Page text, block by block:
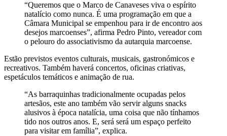
“Queremos que o Marco de Canaveses viva o espírito
natalício como nunca. É uma programação em que a
Câmara Municipal se empenhou para ir de encontro aos
desejos marcoenses”, afirma Pedro Pinto, vereador com
o pelouro do associativismo da autarquia marcoense.
Estão previstos eventos culturais, musicais, gastronómicos e
recreativos. Também haverá concertos, oficinas criativas,
espetáculos temáticos e animação de rua.
“As barraquinhas tradicionalmente ocupadas pelos
artesãos, este ano também vão servir alguns snacks
alusivos à época natalícia, uma coisa que não tínhamos
tido nos outros anos. E, será será um espaço perfeito
para visitar em família”, explica.